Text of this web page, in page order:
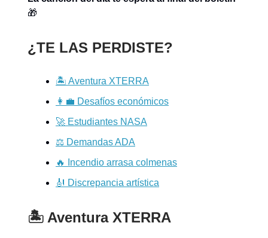
🎁
¿TE LAS PERDISTE?
🏝️ Aventura XTERRA
👩‍💼 Desafíos económicos
🚀 Estudiantes NASA
⚖️ Demandas ADA
🔥 Incendio arrasa colmenas
🎻 Discrepancia artística
🏝️ Aventura XTERRA